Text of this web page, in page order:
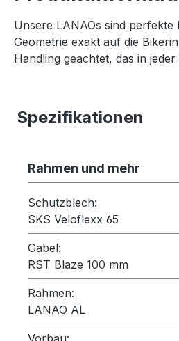
Unsere LANAOs sind
Geometrie exakt auf die
Handling geachtet, das in
Spezifikationen
Rahmen und mehr
Schutzblech:
SKS Veloflexx 65
Gabel:
RST Blaze 100 mm
Rahmen:
LANAO AL
Vorbau: